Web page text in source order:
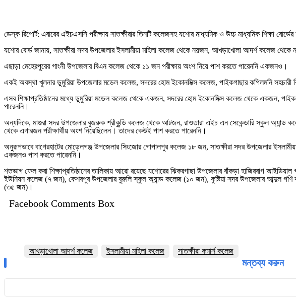
ডেস্ক রিপোর্ট: এবারের এইচএসসি পরীক্ষায় সাতক্ষীরার তিনটি কলেজসহ যশোর মাধ্যমিক ও উচ্চ মাধ্যমিক শিক্ষা
যশোর বাের্ড জানায়, সাতক্ষীরা সদর উপজেলার ইসলামীয়া মহিলা কলেজ থেকে নয়জন, আখড়াখোলা আদর্শ কলেজ
এছাড়া মেহেরপুরের গাংনী উপজেলার বিএন কলেজ থেকে ১১ জন পরীক্ষায় অংশ নিয়ে পাশ করতে পারেননি একজনও।
একই অবস্থা খুলনার ডুমুরিয়া উপজেলার মডেল কলেজ, সদরের হোম ইকোনমিক্স কলেজ, পাইকগাছার কপিলমনি সহচারী
এসব শিক্ষাপ্রতিষ্ঠানের মধ্যে ডুমুরিয়া মডেল কলেজ থেকে একজন, সদরের হোম ইকোনমিক্স কলেজ থেকে একজন,
পারেননি।
অন্যদিকে, মাগুরা সদর উপজেলার বুজরুক শ্রীকুন্ডি কলেজ থেকে আটজন, রাওতারা এইচ এন সেকেন্ডারি স্কুল অ্যান্ড
থেকে এগারজন পরীক্ষার্থীয় অংশ নিয়েছিলেন। তাদের কেউই পাশ করতে পারেননি।
অনুরূপভাবে বাগেরহাটের মোড়েলগঞ্জ উপজেলার সিংজোর গোপালপুর কলেজ ১৮ জন, সাতক্ষীরা সদর উপজেলার
একজনও পাশ করতে পারেননি।
শতভাগ ফেল করা শিক্ষাপ্রতিষ্ঠানের তালিকায় আরো রয়েছে যশোরের ঝিকরগাছা উপজেলার বাঁকড়া হাজিরবাগ
ইউনিয়ন কলেজ (৭ জন), কেশবপুর উপজেলার বুরুলি স্কুল অ্যান্ড কলেজ (১০ জন), কুষ্টিয়া সদর উপজেলার আব্দুল গণি
(৩৫ জন)।
Facebook Comments Box
আখড়াখোলা আদর্শ কলেজ ইসলামীয়া মহিলা কলেজ সাতক্ষীরা কমার্স কলেজ
মন্তব্য করুন